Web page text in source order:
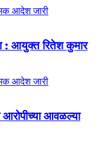
: आयुक्त रितेश कुमार
आरोपीच्या आवळल्या